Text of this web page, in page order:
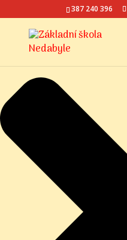
Spravovat Souhlas s cookies
387 240 396